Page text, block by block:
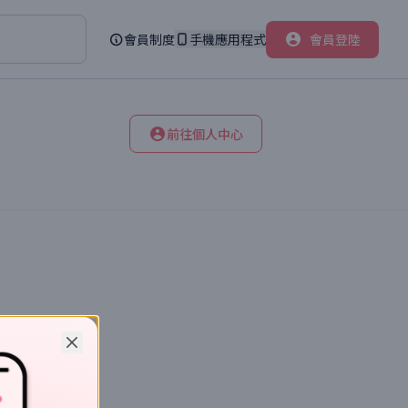
會員制度 手機應用程式 會員登陸
前往個人中心